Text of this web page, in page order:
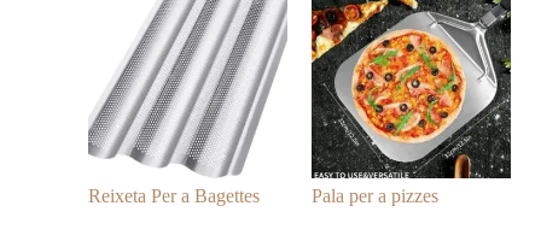
Reixeta Per a Bagettes Pala per a pizzes